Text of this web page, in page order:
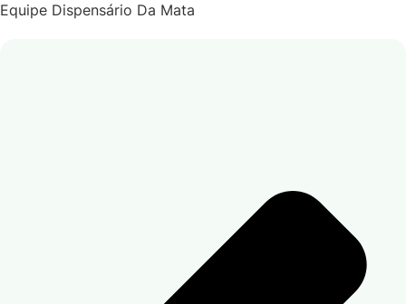
Equipe Dispensário Da Mata